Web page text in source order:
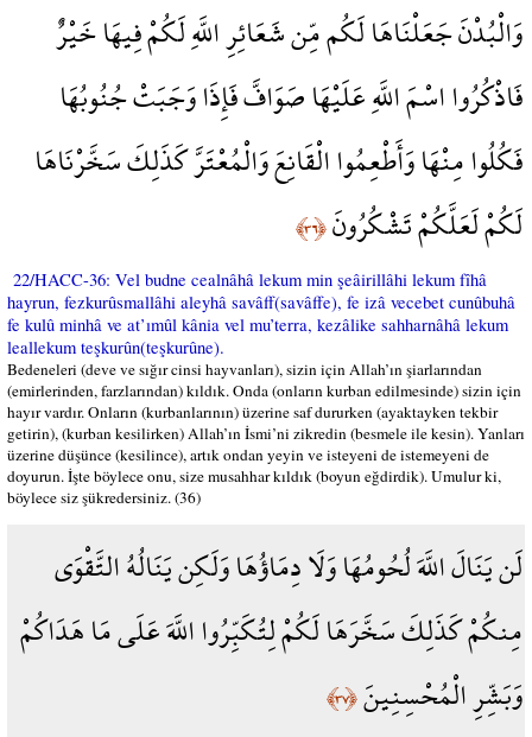
وَالْبُدْنَ جَعَلْنَاهَا لَكُم مِّن شَعَائِرِ اللَّهِ لَكُمْ فِيهَا خَيْرٌ
فَاذْكُرُوا اسْمَ اللَّهِ عَلَيْهَا صَوَافَّ فَإِذَا وَجَبَتْ جُنُوبُهَا
فَكُلُوا مِنْهَا وَأَطْعِمُوا الْقَانِعَ وَالْمُعْتَرَّ كَذَلِكَ سَخَّرْنَاهَا
لَكُمْ لَعَلَّكُمْ تَشْكُرُونَ﴿٣٦﴾
22/HACC-36: Vel budne cealnâhâ lekum min şeâirillâhi lekum fîhâ
hayrun, fezkurûsmallâhi aleyhâ savâff(savâffe), fe izâ vecebet cunûbuhâ
fe kulû minhâ ve at’ımûl kânia vel mu’terra, kezâlike sahharnâhâ lekum
leallekum teşkurûn(teşkurûne).
Bedeneleri (deve ve sığır cinsi hayvanları), sizin için Allah’ın şiarlarından
(emirlerinden, farzlarından) kıldık. Onda (onların kurban edilmesinde) sizin için
hayır vardır. Onların (kurbanlarının) üzerine saf dururken (ayaktayken tekbir
getirin), (kurban kesilirken) Allah’ın İsmi’ni zikredin (besmele ile kesin). Yanları
üzerine düşünce (kesilince), artık ondan yeyin ve isteyeni de istemeyeni de
doyurun. İşte böylece onu, size musahhar kıldık (boyun eğdirdik). Umulur ki,
böylece siz şükredersiniz. (36)
لَن يَنَالَ اللَّهَ لُحُومُهَا وَلَا دِمَاؤُهَا وَلَكِن يَنَالُهُ التَّقْوَى
مِنكُمْ كَذَلِكَ سَخَّرَهَا لَكُمْ لِتُكَبِّرُوا اللَّهَ عَلَى مَا هَدَاكُمْ
وَبَشِّرِ الْمُحْسِنِينَ﴿٣٧﴾